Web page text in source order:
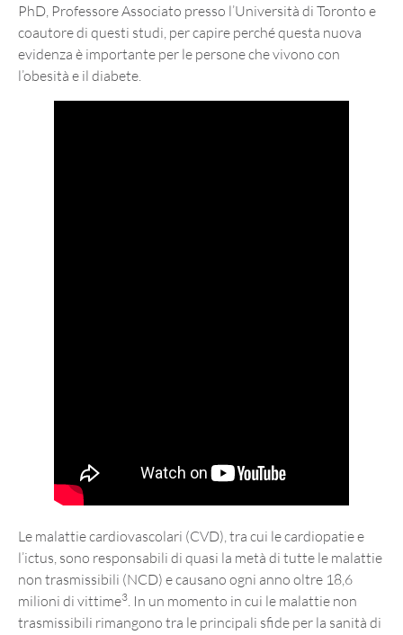
PhD, Professore Associato presso l’Università di Toronto e
coautore di questi studi, per capire perché questa nuova
evidenza è importante per le persone che vivono con
l’obesità e il diabete.
Le malattie cardiovascolari (CVD), tra cui le cardiopatie e
l’ictus, sono responsabili di quasi la metà di tutte le malattie
non trasmissibili (NCD) e causano ogni anno oltre 18,6
milioni di vittime3 . In un momento in cui le malattie non
trasmissibili rimangono tra le principali sfide per la sanità di